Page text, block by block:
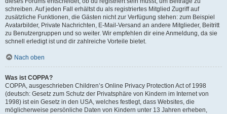
schreiben. Auf jeden Fall erhältst du als registriertes Mitglied Zugriff auf
zusätzliche Funktionen, die Gästen nicht zur Verfügung stehen: zum Beispiel
Avatarbilder, Private Nachrichten, E-Mail-Versand an andere Mitglieder, Beitritt
zu Benutzergruppen und so weiter. Wir empfehlen dir eine Anmeldung, da sie
schnell erledigt ist und dir zahlreiche Vorteile bietet.
Nach oben
Was ist COPPA?
COPPA, ausgeschrieben Children’s Online Privacy Protection Act of 1998
(deutsch: Gesetz zum Schutz der Privatsphäre von Kindern im Internet von
1998) ist ein Gesetz in den USA, welches festlegt, dass Websites, die
möglicherweise persönliche Daten von Kindern unter 13 Jahren erheben,